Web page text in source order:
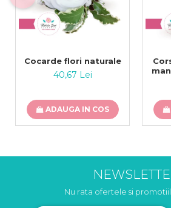
Cocarde flori naturale
40,67 Lei
ADAUGA IN COS
Nu rata ofertele si